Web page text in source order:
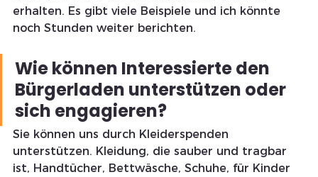
erhalten. Es gibt viele Beispiele und ich könnte
noch Stunden weiter berichten.
Wie können Interessierte den
Bürgerladen unterstützen oder
sich engagieren?
Sie können uns durch Kleiderspenden
unterstützen. Kleidung, die sauber und tragbar
ist, Handtücher, Bettwäsche, Schuhe, für Kinder